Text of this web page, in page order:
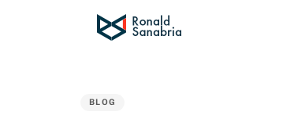
PUBLISHED
BLOG